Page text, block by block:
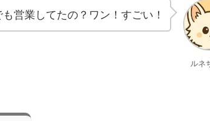
ルネ
営業してたの？ワン！すごい！